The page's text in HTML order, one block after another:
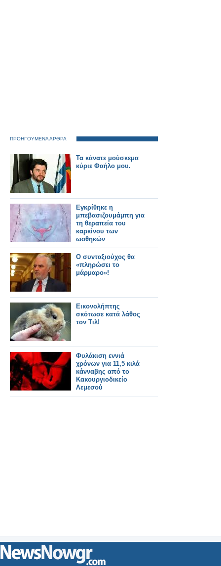
ΠΡΟΗΓΟΥΜΕΝΑ ΑΡΘΡΑ
Τα κάνατε μούσκεμα
κύριε Φαήλο μου.
Εγκρίθηκε η
μπεβασιζουμάμπη για
τη θεραπεία του
καρκίνου των
ωοθηκών
Ο συνταξιούχος θα
«πληρώσει το
μάρμαρο»!
Εικονολήπτης
σκότωσε κατά λάθος
τον Τιλ!
Φυλάκιση εννιά
χρόνων για 11,5 κιλά
κάνναβης από το
Κακουργιοδικείο
Λεμεσού